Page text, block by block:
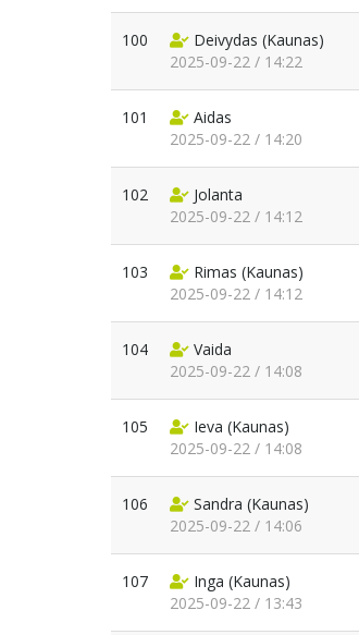
100 Deivydas (Kaunas)
2025-09-22 / 14:22
101
Aidas
2025-09-22 / 14:20
102
Jolanta
2025-09-22 / 14:12
103 Rimas (Kaunas)
2025-09-22 / 14:12
104
Vaida
2025-09-22 / 14:08
105 Ieva (Kaunas)
2025-09-22 / 14:08
106 Sandra (Kaunas)
2025-09-22 / 14:06
107 Inga (Kaunas)
2025-09-22 / 13:43